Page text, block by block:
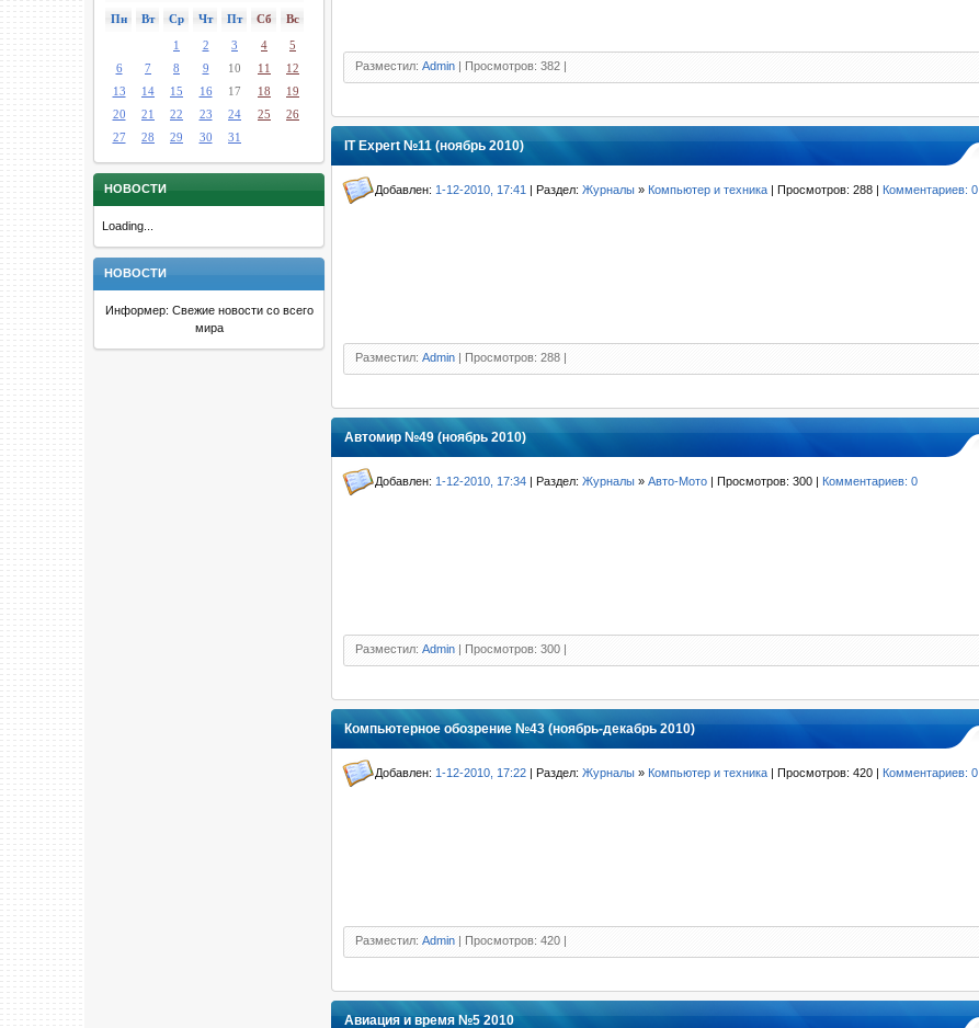
Пн Вт Ср Чт Пт Сб
Вс
1
2 3 4
5
6
7 8 9 10 11
12
13
14 15 16 17 18
19
20
21 22 23 24 25
26
27
28 29 30 31
НОВОСТИ
Loading...
НОВОСТИ
Информер: Свежие новости со всего
мира
Разместил: Admin | Просмотров: 382 |
IT Expert №11 (ноябрь 2010)
Добавлен: 1-12-2010, 17:41 | Раздел: Журналы » Компьютер и техника | Просмотров: 288 | Комментариев: 0
Разместил: Admin | Просмотров: 288 |
Автомир №49 (ноябрь 2010)
Добавлен: 1-12-2010, 17:34 | Раздел: Журналы » Авто-Мото | Просмотров: 300 | Комментариев: 0
Разместил: Admin | Просмотров: 300 |
Компьютерное обозрение №43 (ноябрь-декабрь 2010)
Добавлен: 1-12-2010, 17:22 | Раздел: Журналы » Компьютер и техника | Просмотров: 420 | Комментариев: 0
Разместил: Admin | Просмотров: 420 |
Авиация и время №5 2010